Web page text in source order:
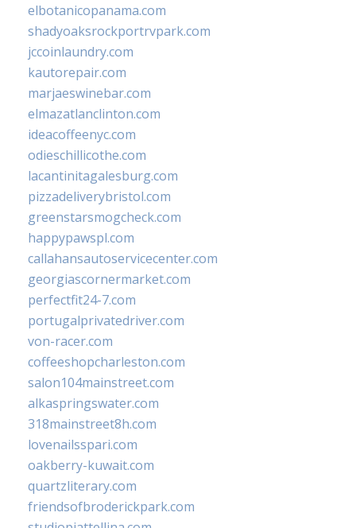
elbotanicopanama.com
shadyoaksrockportrvpark.com
jccoinlaundry.com
kautorepair.com
marjaeswinebar.com
elmazatlanclinton.com
ideacoffeenyc.com
odieschillicothe.com
lacantinitagalesburg.com
pizzadeliverybristol.com
greenstarsmogcheck.com
happypawspl.com
callahansautoservicecenter.com
georgiascornermarket.com
perfectfit24-7.com
portugalprivatedriver.com
von-racer.com
coffeeshopcharleston.com
salon104mainstreet.com
alkaspringswater.com
318mainstreet8h.com
lovenailsspari.com
oakberry-kuwait.com
quartzliterary.com
friendsofbroderickpark.com